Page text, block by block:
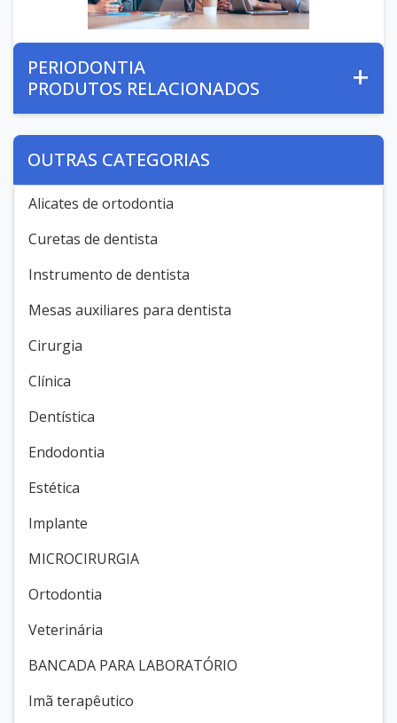
PERIODONTIA
PRODUTOS RELACIONADOS
OUTRAS CATEGORIAS
Alicates de ortodontia
Curetas de dentista
Instrumento de dentista
Mesas auxiliares para dentista
Cirurgia
Clínica
Dentística
Endodontia
Estética
Implante
MICROCIRURGIA
Ortodontia
Veterinária
BANCADA PARA LABORATÓRIO
Imã terapêutico